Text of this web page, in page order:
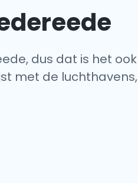
dus dat is het ook
met de luchthavens,